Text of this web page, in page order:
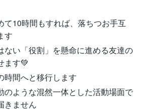
て10時間もすれば、落ちつお手互
す
ない「役割」を懸命に進める友達の
ます💚
時間へと移行します
のような混然一体とした活動場面で
きません